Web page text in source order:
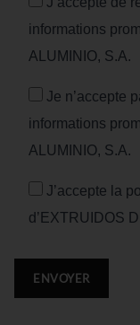
informations
ALUMINIO, S.A.
Je n’accepte
informations
ALUMINIO, S.A.
J’accepte la
d’EXTRUIDOS
ENVOYER